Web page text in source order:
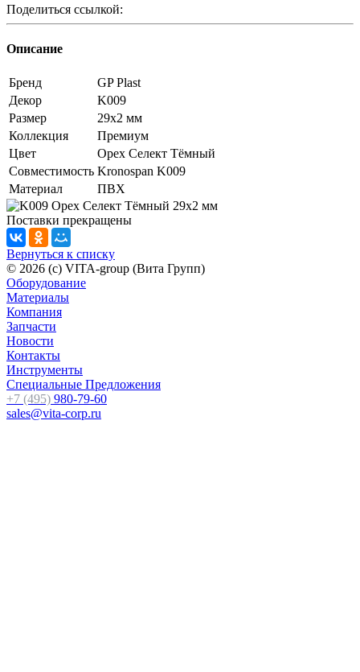
Поделиться ссылкой:
Описание
Бренд
GP Plast
Декор
K009
Размер
29x2 мм
Коллекция
Премиум
Цвет
Орех Селект Тёмный
Совместимость Kronospan K009
Материал
ПВХ
Поставки прекращены
Вернуться к списку
© 2026 (c) VITA-group (Вита Групп)
Оборудование
Материалы
Компания
Запчасти
Новости
Контакты
Инструменты
Специальные Предложения
+7 (495) 980-79-60
sales@vita-corp.ru